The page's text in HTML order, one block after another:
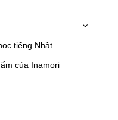
tiếng Nhật
của Inamori